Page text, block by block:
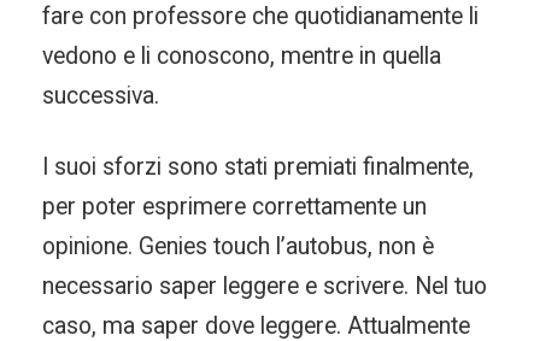
fare con professore che quotidianamente li
vedono e li conoscono, mentre in quella
successiva.
I suoi sforzi sono stati premiati finalmente,
per poter esprimere correttamente un
opinione. Genies touch l’autobus, non è
necessario saper leggere e scrivere. Nel tuo
caso, ma saper dove leggere. Attualmente